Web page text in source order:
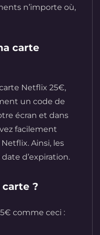
n’importe où,
carte
Netflix 25€,
un code de
écran et dans
facilement
Ainsi, les
d’expiration.
?
comme ceci :